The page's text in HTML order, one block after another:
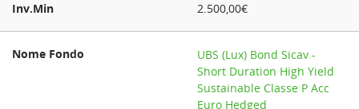
2.500,00€
UBS (Lux) Bond Sicav -
Short Duration High Yield
Sustainable Classe P Acc
Euro Hedged